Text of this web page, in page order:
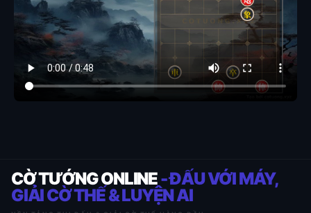
CỜ TƯỚNG ONLINE- ĐẤU VỚI MÁY,
GIẢI CỜ THẾ & LUYỆN AI